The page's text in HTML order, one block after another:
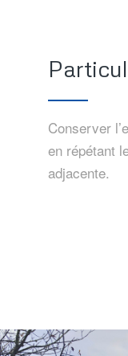
Conserver
en répétant
adjacente.